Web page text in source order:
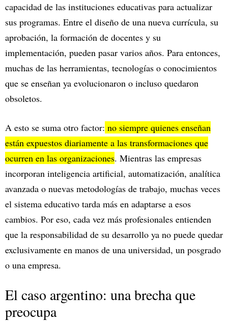
capacidad de las instituciones educativas para actualizar
sus programas. Entre el diseño de una nueva currícula, su
aprobación, la formación de docentes y su
implementación, pueden pasar varios años. Para entonces,
muchas de las herramientas, tecnologías o conocimientos
que se enseñan ya evolucionaron o incluso quedaron
obsoletos.
A esto se suma otro factor: no siempre quienes enseñan
están expuestos diariamente a las transformaciones que
ocurren en las organizaciones. Mientras las empresas
incorporan inteligencia artificial, automatización, analítica
avanzada o nuevas metodologías de trabajo, muchas veces
el sistema educativo tarda más en adaptarse a esos
cambios. Por eso, cada vez más profesionales entienden
que la responsabilidad de su desarrollo ya no puede quedar
exclusivamente en manos de una universidad, un posgrado
o una empresa.
El caso argentino: una brecha que
preocupa